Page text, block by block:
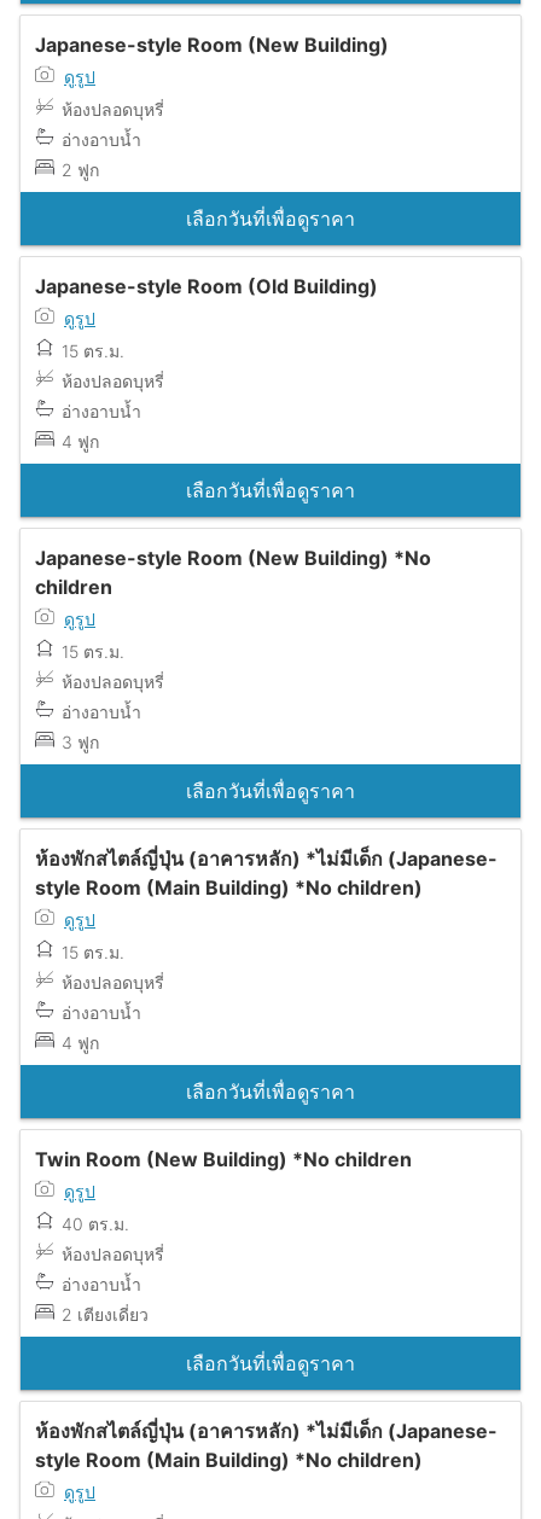
Japanese-style Room (New Building)
ดูรูป
ห้องปลอดบุหรี่
อ่างอาบน้ำ
2 ฟูก
เลือกวันที่เพื่อดูราคา
Japanese-style Room (Old Building)
ดูรูป
15 ตร.ม.
ห้องปลอดบุหรี่
อ่างอาบน้ำ
4 ฟูก
เลือกวันที่เพื่อดูราคา
Japanese-style Room (New Building) *No
children
ดูรูป
15 ตร.ม.
ห้องปลอดบุหรี่
อ่างอาบน้ำ
3 ฟูก
เลือกวันที่เพื่อดูราคา
ห้องพักสไตล์ญี่ปุ่น (อาคารหลัก) *ไม่มีเด็ก (Japanese-
style Room (Main Building) *No children)
ดูรูป
15 ตร.ม.
ห้องปลอดบุหรี่
อ่างอาบน้ำ
4 ฟูก
เลือกวันที่เพื่อดูราคา
Twin Room (New Building) *No children
ดูรูป
40 ตร.ม.
ห้องปลอดบุหรี่
อ่างอาบน้ำ
2 เตียงเดี่ยว
เลือกวันที่เพื่อดูราคา
ห้องพักสไตล์ญี่ปุ่น (อาคารหลัก) *ไม่มีเด็ก (Japanese-
style Room (Main Building) *No children)
ดูรูป